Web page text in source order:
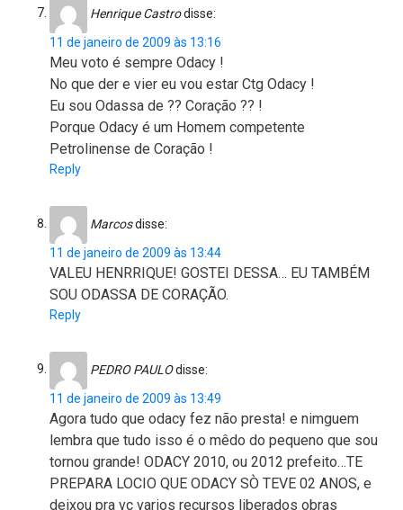
Henrique Castrodisse:
11 de janeiro de 2009 às 13:16
Meu voto é sempre Odacy !
No que der e vier eu vou estar Ctg Odacy !
Eu sou Odassa de ?? Coração ?? !
Porque Odacy é um Homem competente
Petrolinense de Coração !
Reply
Marcosdisse:
11 de janeiro de 2009 às 13:44
VALEU HENRRIQUE! GOSTEI DESSA… EU TAMBÉM
SOU ODASSA DE CORAÇÃO.
Reply
PEDRO PAULOdisse:
11 de janeiro de 2009 às 13:49
Agora tudo que odacy fez não presta! e nimguem
lembra que tudo isso é o mêdo do pequeno que sou
tornou grande! ODACY 2010, ou 2012 prefeito…TE
PREPARA LOCIO QUE ODACY SÒ TEVE 02 ANOS, e
deixou pra vc varios recursos liberados obras